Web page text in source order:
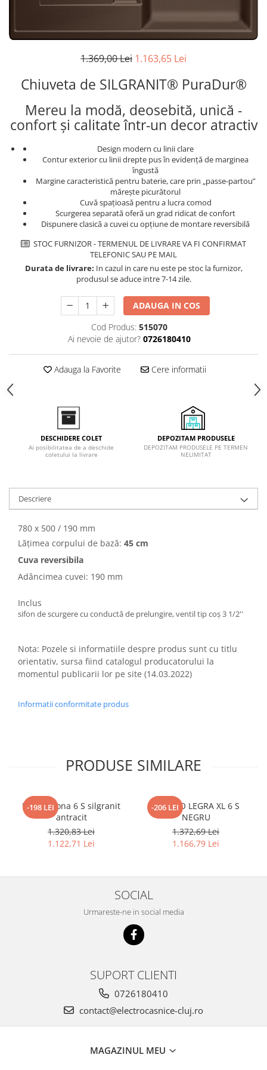
Cuptoare cu microunde
Cu montare pe perete
Hote cu montare in blat
Hote rustice
Incorporate
Integrate in tavan
Masini de spalat vase
Complet incorporabile
Partial incorporabile
Ceramica
Domino( seturi modulare)
Electrice
Plite cu hota integrata
Masini de spalat rufe slim
(adancime 40-47 cm)
Pachete chiuvete si baterii
1.369,00 Lei 1.163,65 Lei
Chiuveta de SILGRANIT® PuraDur®
Mereu la modă, deosebită, unică -
confort și calitate într-un decor atractiv
Design modern cu linii clare
Contur exterior cu linii drepte pus în evidență de marginea
îngustă
Margine caracteristică pentru baterie, care prin „passe-partou”
mărește picurătorul
Cuvă spațioasă pentru a lucra comod
Scurgerea separată oferă un grad ridicat de confort
Dispunere clasică a cuvei cu opțiune de montare reversibilă
STOC FURNIZOR - TERMENUL DE LIVRARE VA FI CONFIRMAT
TELEFONIC SAU PE MAIL
Durata de livrare: In cazul in care nu este pe stoc la furnizor,
produsul se aduce intre 7-14 zile.
ADAUGA IN COS
Cod Produs: 515070
Ai nevoie de ajutor? 0726180410
Adauga la Favorite Cere informatii
DESCHIDERE COLET
Ai posibilitatea de a deschide
coletului la livrare
DEPOZITAM PRODUSELE
DEPOZITAM PRODUSELE PE TERMEN
NELIMITAT
Descriere
780 x 500 / 190 mm
Lățimea corpului de bază: 45 cm
Cuva reversibila
Adâncimea cuvei: 190 mm
Inclus
sifon de scurgere cu conductă de prelungire, ventil tip coș 3 1/2''
Nota: Pozele si informatiile despre produs sunt cu titlu
orientativ, sursa fiind catalogul producatorului la
momentul publicarii lor pe site (14.03.2022)
Informatii conformitate produs
PRODUSE SIMILARE
-198 LEI
Blanco Sona 6 S silgranit
antracit
1.320,83 Lei
1.122,71 Lei
-206 LEI
BLANCO LEGRA XL 6 S
NEGRU
1.372,69 Lei
1.166,79 Lei
SOCIAL
Urmareste-ne in social media
SUPORT CLIENTI
0726180410
contact@electrocasnice-cluj.ro
MAGAZINUL MEU